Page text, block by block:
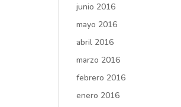
junio 2016
mayo 2016
abril 2016
marzo 2016
febrero 2016
enero 2016